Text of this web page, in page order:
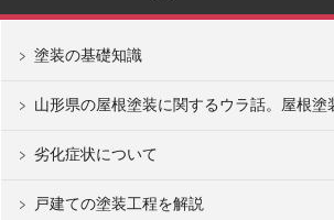
塗装の基礎知識
山形県の屋根塗装に関するウラ話。屋根塗
劣化症状について
戸建ての塗装工程を解説